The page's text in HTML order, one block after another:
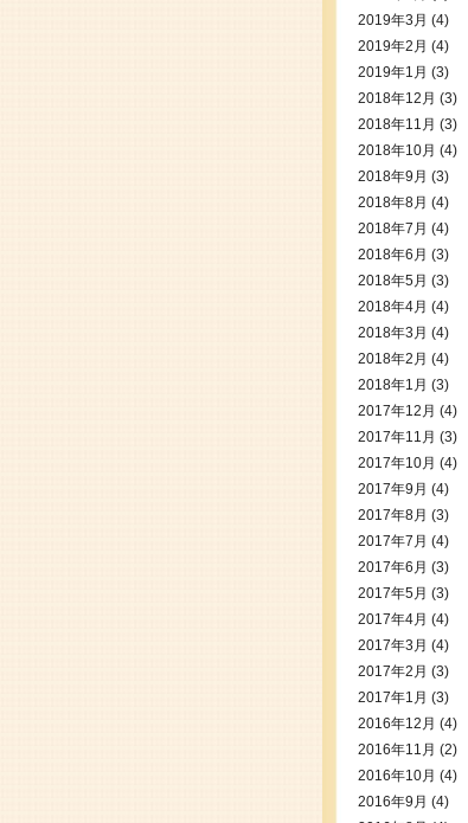
2019年3月 (4)
2019年2月 (4)
2019年1月 (3)
2018年12月 (3)
2018年11月 (3)
2018年10月 (4)
2018年9月 (3)
2018年8月 (4)
2018年7月 (4)
2018年6月 (3)
2018年5月 (3)
2018年4月 (4)
2018年3月 (4)
2018年2月 (4)
2018年1月 (3)
2017年12月 (4)
2017年11月 (3)
2017年10月 (4)
2017年9月 (4)
2017年8月 (3)
2017年7月 (4)
2017年6月 (3)
2017年5月 (3)
2017年4月 (4)
2017年3月 (4)
2017年2月 (3)
2017年1月 (3)
2016年12月 (4)
2016年11月 (2)
2016年10月 (4)
2016年9月 (4)